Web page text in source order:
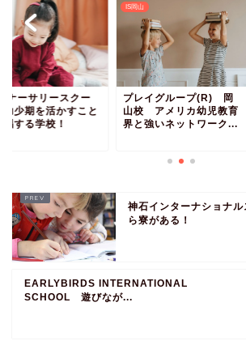
ナーサリースクー
少期を活かすこと
唱する学校！
IS岡山
プレイグループ(R) 岡
山校 アメリカ幼児教育
界と強いネットワーク...
神石インターナショナ
ら寮がある！
EARLYBIRDS INTERNATIONAL
SCHOOL 遊びなが...